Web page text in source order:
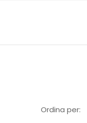
Ordina per: